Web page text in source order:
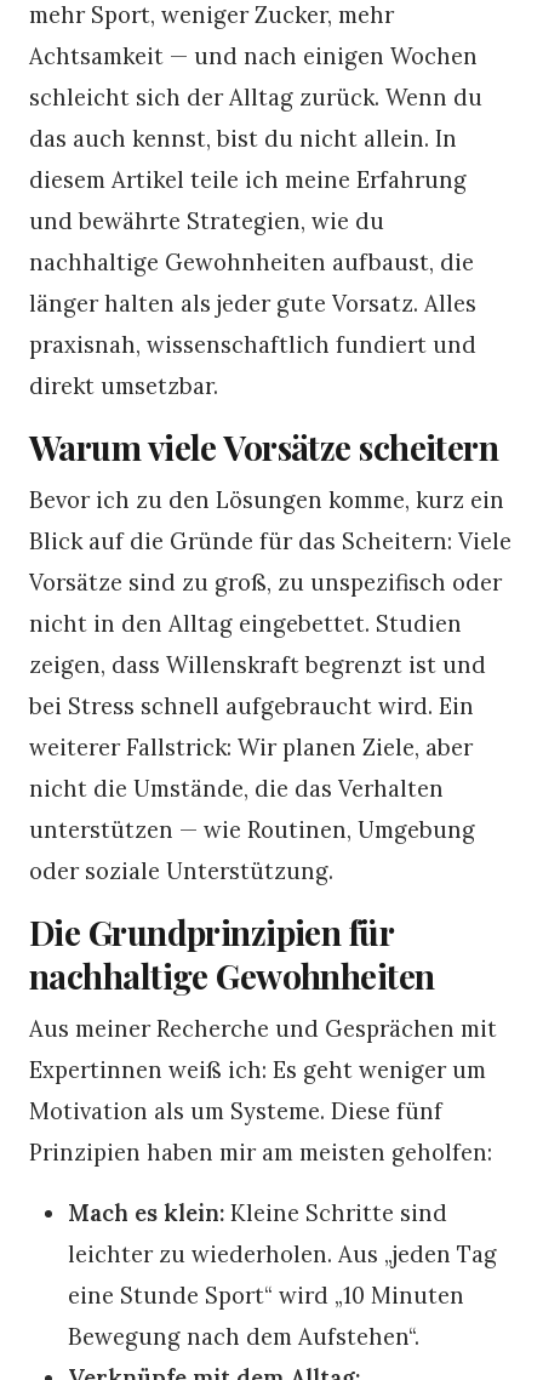
mehr Sport, weniger Zucker, mehr
Achtsamkeit — und nach einigen Wochen
schleicht sich der Alltag zurück. Wenn du
das auch kennst, bist du nicht allein. In
diesem Artikel teile ich meine Erfahrung
und bewährte Strategien, wie du
nachhaltige Gewohnheiten aufbaust, die
länger halten als jeder gute Vorsatz. Alles
praxisnah, wissenschaftlich fundiert und
direkt umsetzbar.
Warum viele Vorsätze scheitern
Bevor ich zu den Lösungen komme, kurz ein
Blick auf die Gründe für das Scheitern: Viele
Vorsätze sind zu groß, zu unspezifisch oder
nicht in den Alltag eingebettet. Studien
zeigen, dass Willenskraft begrenzt ist und
bei Stress schnell aufgebraucht wird. Ein
weiterer Fallstrick: Wir planen Ziele, aber
nicht die Umstände, die das Verhalten
unterstützen — wie Routinen, Umgebung
oder soziale Unterstützung.
Die Grundprinzipien für
nachhaltige Gewohnheiten
Aus meiner Recherche und Gesprächen mit
Expertinnen weiß ich: Es geht weniger um
Motivation als um Systeme. Diese fünf
Prinzipien haben mir am meisten geholfen:
Mach es klein: Kleine Schritte sind
leichter zu wiederholen. Aus „jeden Tag
eine Stunde Sport“ wird „10 Minuten
Bewegung nach dem Aufstehen“.